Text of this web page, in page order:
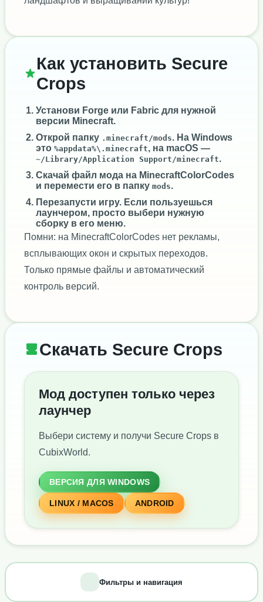
Как установить Secure
Crops
Установи Forge или Fabric для нужной
версии Minecraft.
Открой папку .minecraft/mods. На Windows
это %appdata%\.minecraft, на macOS —
~/Library/Application Support/minecraft.
Скачай файл мода на MinecraftColorCodes
и перемести его в папку mods.
Перезапусти игру. Если пользуешься
лаунчером, просто выбери нужную
сборку в его меню.
Помни: на MinecraftColorCodes нет рекламы,
всплывающих окон и скрытых переходов.
Только прямые файлы и автоматический
контроль версий.
Скачать Secure Crops
Мод доступен только через
лаунчер
Выбери систему и получи Secure Crops в
CubixWorld.
ВЕРСИЯ ДЛЯ WINDOWS
LINUX / MACOS ANDROID
Фильтры и навигация